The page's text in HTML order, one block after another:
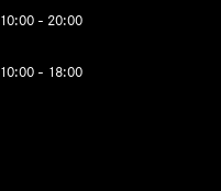
10:00 - 20:00
10:00 - 18:00